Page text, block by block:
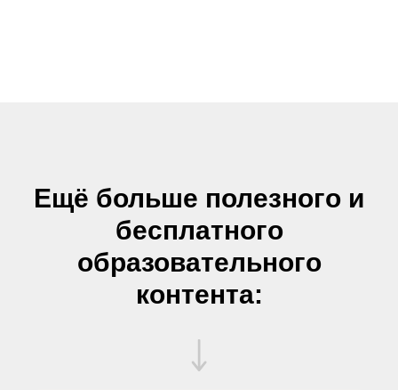
Ещё больше полезного и
бесплатного
образовательного
контента: